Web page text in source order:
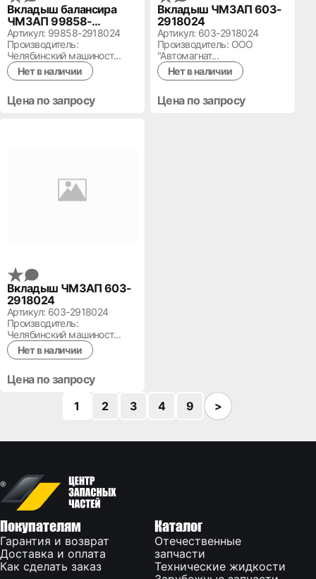
Вкладыш балансира
ЧМЗАП 99858-
2918024
Артикул: 99858-2918024
Производитель:
Челябинский машиност...
Нет в наличии
Цена по запросу
Вкладыш ЧМЗАП 603-
2918024
Артикул: 603-2918024
Производитель: ООО
"Автомагнат...
Нет в наличии
Цена по запросу
Вкладыш ЧМЗАП 603-
2918024
Артикул: 603-2918024
Производитель:
Челябинский машиност...
Нет в наличии
Цена по запросу
1
2 3 4 9 >
Покупателям
Гарантия и возврат
Доставка и оплата
Как сделать заказ
Каталог
Отечественные
запчасти
Технические жидкости